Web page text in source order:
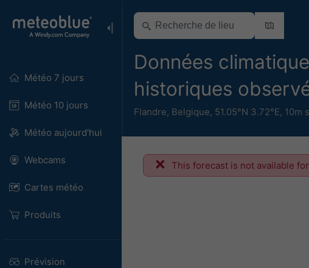
Météo 7 jours
Météo 10 jours
Météo aujourd'hui
Webcams
Cartes météo
Produits
Prévision
Données
historiques
Flandre, Belgique, 51.05°N 3.72°E, 10m
This forecast is not available